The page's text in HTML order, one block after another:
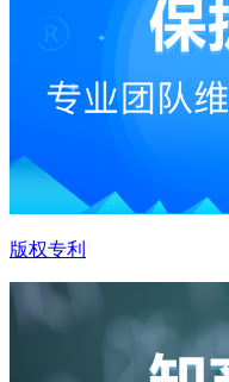
版权专利